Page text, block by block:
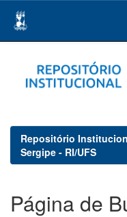
navigation
Repositório
Sergipe - RI/UFS
Página de